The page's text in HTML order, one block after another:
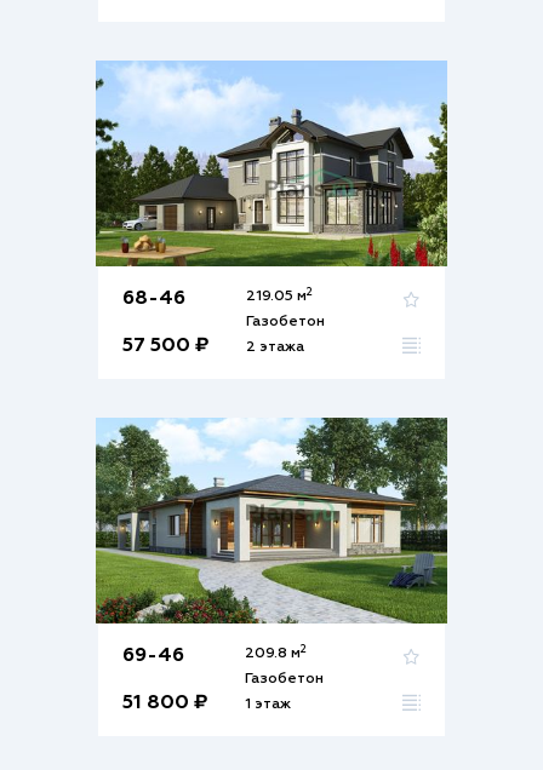
68-46
57 500 ₽
219.05 м2
Газобетон
2 этажа
69-46
51 800 ₽
209.8 м2
Газобетон
1 этаж